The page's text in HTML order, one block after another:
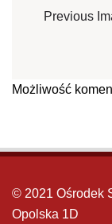
Previous
Możliwość
© 2021 Ośrodek
Opolska 1D